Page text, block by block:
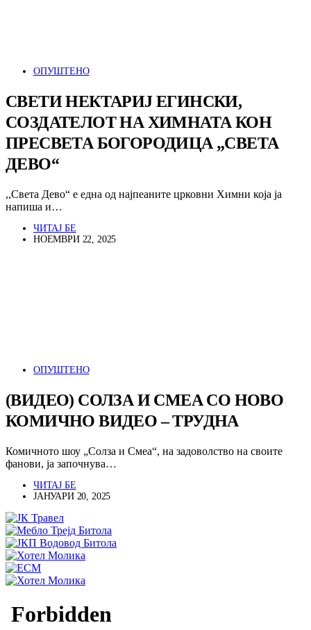
ОПУШТЕНО
СВЕТИ НЕКТАРИЈ ЕГИНСКИ,
СОЗДАТЕЛОТ НА ХИМНАТА КОН
ПРЕСВЕТА БОГОРОДИЦА „СВЕТА
ДЕВО“
,,Света Дево“ е една од најпеаните црковни Химни која ја
напиша и…
ЧИТАЈ БЕ
НОЕМВРИ 22, 2025
ОПУШТЕНО
(ВИДЕО) СОЛЗА И СМЕА СО НОВО
КОМИЧНО ВИДЕО – ТРУДНА
Комичното шоу „Солза и Смеа“, на задоволство на своите
фанови, ја започнува…
ЧИТАЈ БЕ
ЈАНУАРИ 20, 2025